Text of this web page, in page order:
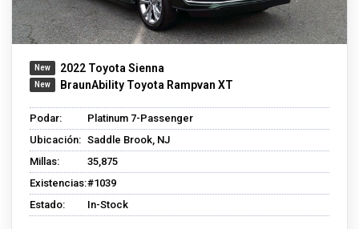
2022 Toyota Sienna
BraunAbility Toyota Rampvan XT
Podar:
Platinum 7-Passenger
Ubicación: Saddle Brook, NJ
Millas:
35,875
Existencias:#1039
Estado:
In-Stock